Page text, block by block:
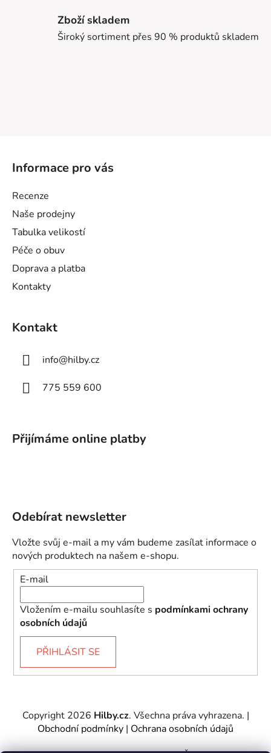
Zboží skladem
Široký sortiment přes 90 % produktů skladem
Informace pro vás
Recenze
Naše prodejny
Tabulka velikostí
Péče o obuv
Doprava a platba
Kontakty
Kontakt
info@hilby.cz
775 559 600
Přijímáme online platby
Odebírat newsletter
Vložte svůj e-mail a my vám budeme zasílat informace o
nových produktech na našem e-shopu.
E-mail
Vložením e-mailu souhlasíte s podmínkami ochrany
osobních údajů
PŘIHLÁSIT SE
Copyright 2026 Hilby.cz. Všechna práva vyhrazena. |
Obchodní podmínky | Ochrana osobních údajů